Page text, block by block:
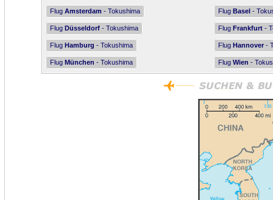
Flug Amsterdam - Tokushima Flug Basel -
Flug Düsseldorf - Tokushima Flug Frankfurt -
Flug Hamburg - Tokushima Flug Hannover -
Flug München - Tokushima Flug Wien -